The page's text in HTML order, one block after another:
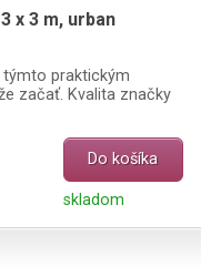
x 3 m, urban
týmto praktickým
začať. Kvalita značky
Do košíka
skladom